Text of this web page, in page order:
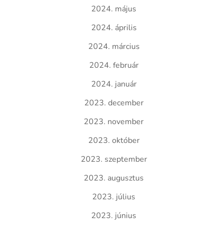
2024. május
2024. április
2024. március
2024. február
2024. január
2023. december
2023. november
2023. október
2023. szeptember
2023. augusztus
2023. július
2023. június